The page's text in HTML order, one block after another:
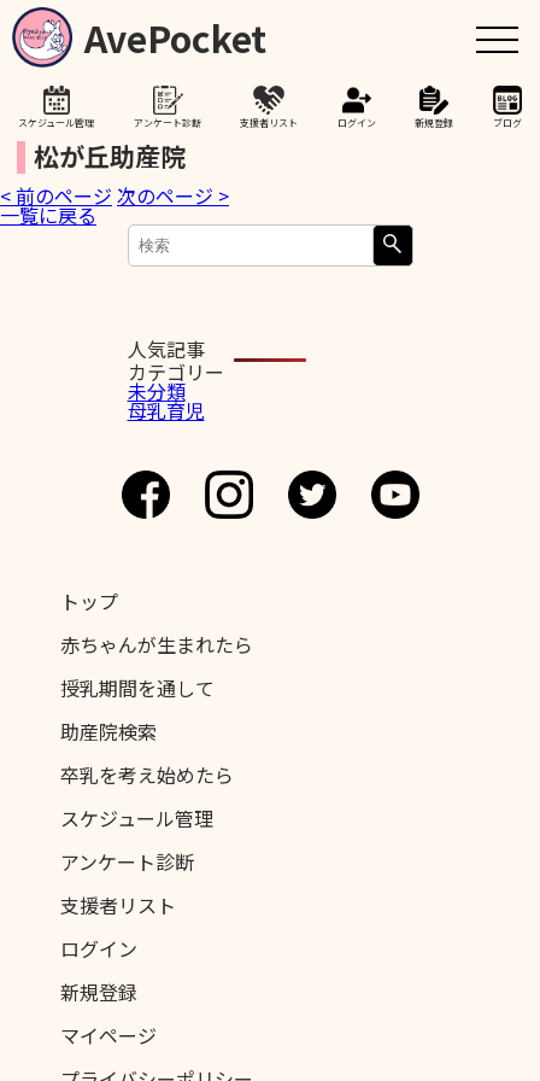
AvePocket
スケジュール管理 アンケート診断 支援者リスト ログイン 新規登録 ブログ
トップ
赤ちゃんが生まれたら
授乳期間を通して
助産院検索
卒乳を考え始めたら
松が丘助産院
< 前のページ 次のページ >
一覧に戻る
人気記事
カテゴリー
未分類
母乳育児
トップ
赤ちゃんが生まれたら
授乳期間を通して
助産院検索
卒乳を考え始めたら
スケジュール管理
アンケート診断
支援者リスト
ログイン
新規登録
マイページ